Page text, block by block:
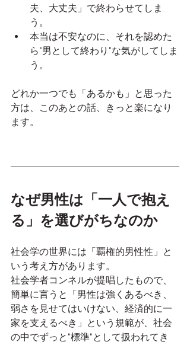
夫、大丈夫」で終わらせてしま
う。
本当は不安なのに、それを認めた
ら"男として終わり"な気がしてしま
う。
どれか一つでも「あるかも」と思った
方は、このあとの話、きっと楽になり
ます。
なぜ男性は「一人で抱え
る」を選びがちなのか
社会学の世界には「覇権的男性性」と
いう考え方があります。
社会学者コンネルが提唱したもので、
簡単に言うと「男性は強くあるべき、
弱さを見せてはいけない、経済的に一
家を支えるべき」という規範が、社会
の中でずっと"標準"として扱われてき